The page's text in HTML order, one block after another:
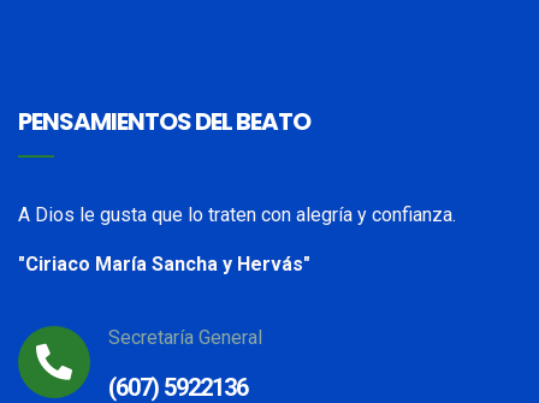
PENSAMIENTOS DEL BEATO
A Dios le gusta que lo traten con alegría y confianza.
"Ciriaco María Sancha y Hervás"
(607) 5922136
Secretaría General